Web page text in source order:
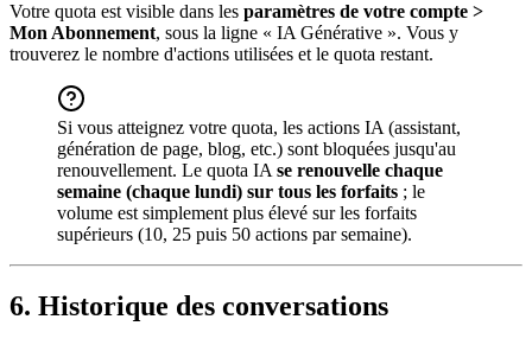
Votre quota est visible dans les paramètres de votre compte >
Mon Abonnement, sous la ligne « IA Générative ». Vous y
trouverez le nombre d'actions utilisées et le quota restant.
Si vous atteignez votre quota, les actions IA (assistant,
génération de page, blog, etc.) sont bloquées jusqu'au
renouvellement. Le quota IA se renouvelle chaque
semaine (chaque lundi) sur tous les forfaits ; le
volume est simplement plus élevé sur les forfaits
supérieurs (10, 25 puis 50 actions par semaine).
6. Historique des conversations